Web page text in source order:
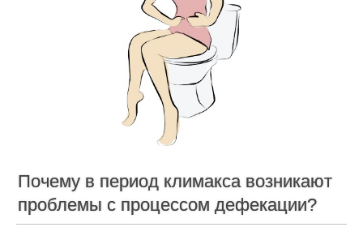
Почему в период климакса возникают
проблемы с процессом дефекации?